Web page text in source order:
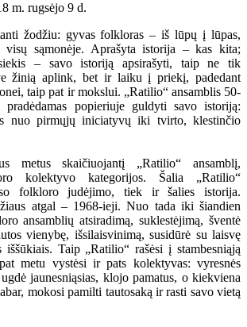
m. rugsėjo 9 d.
žodžiu: gyvas folkloras – iš lūpų į lūpas,
visų sąmonėje. Aprašyta istorija – kas kita;
– savo istoriją apsirašyti, taip ne tik
žinią aplink, bet ir laiku į priekį, padedant
taip pat ir mokslui. „Ratilio“ ansamblis 50-
popieriuje guldyti savo istoriją:
nuo pirmųjų iniciatyvų iki tvirto, klestinčio
metus skaičiuojantį „Ratilio“ ansamblį,
kolektyvo kategorijos. Šalia „Ratilio“
folkloro judėjimo, tiek ir šalies istorija.
atgal – 1968-ieji. Nuo tada iki šiandien
ansamblių atsiradimą, suklestėjimą, šventė
vienybę, išsilaisvinimą, susidūrė su laisvę
iššūkiais. Taip „Ratilio“ rašėsi į stambesniąją
metu vystėsi ir pats kolektyvas: vyresnės
jaunesniąsias, klojo pamatus, o kiekviena
mokosi pamilti tautosaką ir rasti savo vietą